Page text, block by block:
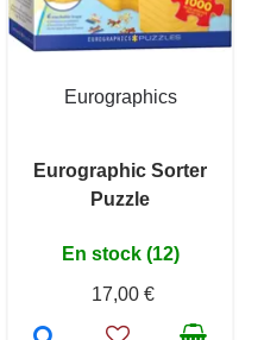
Eurographics
Eurographic Sorter
Puzzle
En stock (12)
17,00 €